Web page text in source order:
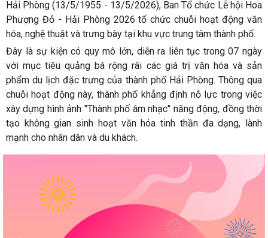
Hải Phòng (13/5/1955 - 13/5/2026), Ban Tổ chức Lễ hội Hoa
Phượng Đỏ - Hải Phòng 2026 tổ chức chuỗi hoạt động văn
hóa, nghệ thuật và trưng bày tại khu vực trung tâm thành phố.
Đây là sự kiện có quy mô lớn, diễn ra liên tục trong 07 ngày
với mục tiêu quảng bá rộng rãi các giá trị văn hóa và sản
phẩm du lịch đặc trưng của thành phố Hải Phòng. Thông qua
chuỗi hoạt động này, thành phố khẳng định nỗ lực trong việc
xây dựng hình ảnh "Thành phố âm nhạc" năng động, đồng thời
tạo không gian sinh hoạt văn hóa tinh thần đa dạng, lành
mạnh cho nhân dân và du khách.